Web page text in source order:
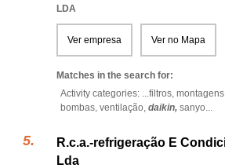
LDA
Ver empresa Ver no Mapa
Matches in the search for:
Activity categories: ...filtros,
bombas, ventilação, daikin, sanyo...
R.c.a.-refrigeração E
Lda